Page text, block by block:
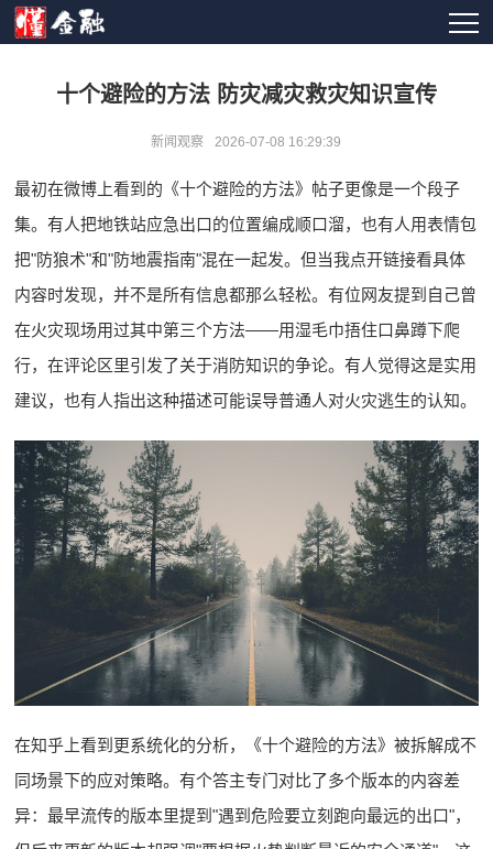
十个避险的方法 防灾减灾救灾知识宣传
新闻观察 2026-07-08 16:29:39
最初在微博上看到的《十个避险的方法》帖子更像是一个段子
集。有人把地铁站应急出口的位置编成顺口溜，也有人用表情包
把"防狼术"和"防地震指南"混在一起发。但当我点开链接看具体
内容时发现，并不是所有信息都那么轻松。有位网友提到自己曾
在火灾现场用过其中第三个方法——用湿毛巾捂住口鼻蹲下爬
行，在评论区里引发了关于消防知识的争论。有人觉得这是实用
建议，也有人指出这种描述可能误导普通人对火灾逃生的认知。
在知乎上看到更系统化的分析，《十个避险的方法》被拆解成不
同场景下的应对策略。有个答主专门对比了多个版本的内容差
异：最早流传的版本里提到"遇到危险要立刻跑向最远的出口"，